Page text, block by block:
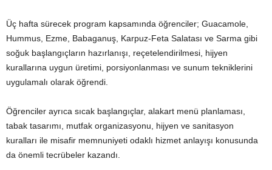
Üç hafta sürecek program kapsamında öğrenciler; Guacamole,
Hummus, Ezme, Babaganuş, Karpuz-Feta Salatası ve Sarma gibi
soğuk başlangıçların hazırlanışı, reçetelendirilmesi, hijyen
kurallarına uygun üretimi, porsiyonlanması ve sunum tekniklerini
uygulamalı olarak öğrendi.
Öğrenciler ayrıca sıcak başlangıçlar, alakart menü planlaması,
tabak tasarımı, mutfak organizasyonu, hijyen ve sanitasyon
kuralları ile misafir memnuniyeti odaklı hizmet anlayışı konusunda
da önemli tecrübeler kazandı.